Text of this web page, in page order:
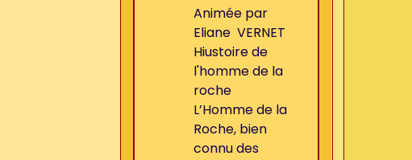
Animée par
Eliane VERNET
Hiustoire de
l'homme de la
roche
L’Homme de la
Roche, bien
connu des